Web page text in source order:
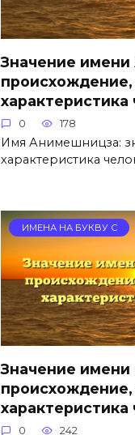
Значение
характеристика
0 178
Имя Анимешницза:
характеристика
ИМЕНА НА БУКВУ С
Значение
характеристика
0 242